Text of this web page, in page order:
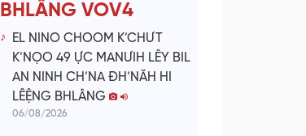
BHLÂNG VOV4
EL NINO CHOOM K’CHƯT
K’NỌO 49 ỰC MANƯIH LÊY BIL
AN NINH CH’NA ĐH’NĂH HI
LÊỆNG BHLÂNG
06/08/2026